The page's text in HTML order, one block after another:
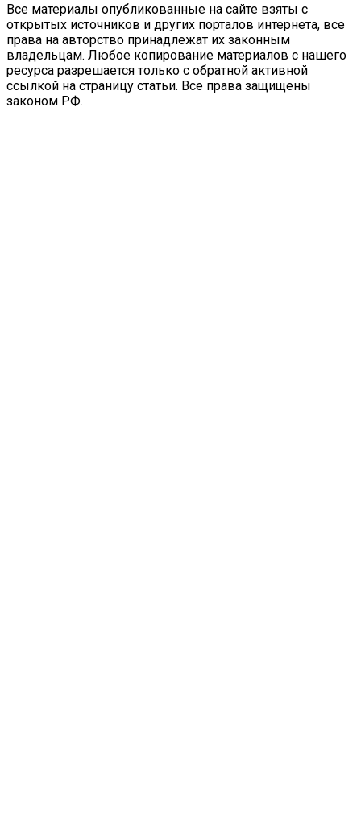
Все материалы опубликованные на сайте взяты с
открытых источников и других порталов интернета, все
права на авторство принадлежат их законным
владельцам. Любое копирование материалов с нашего
ресурса разрешается только с обратной активной
ссылкой на страницу статьи. Все права защищены
законом РФ.